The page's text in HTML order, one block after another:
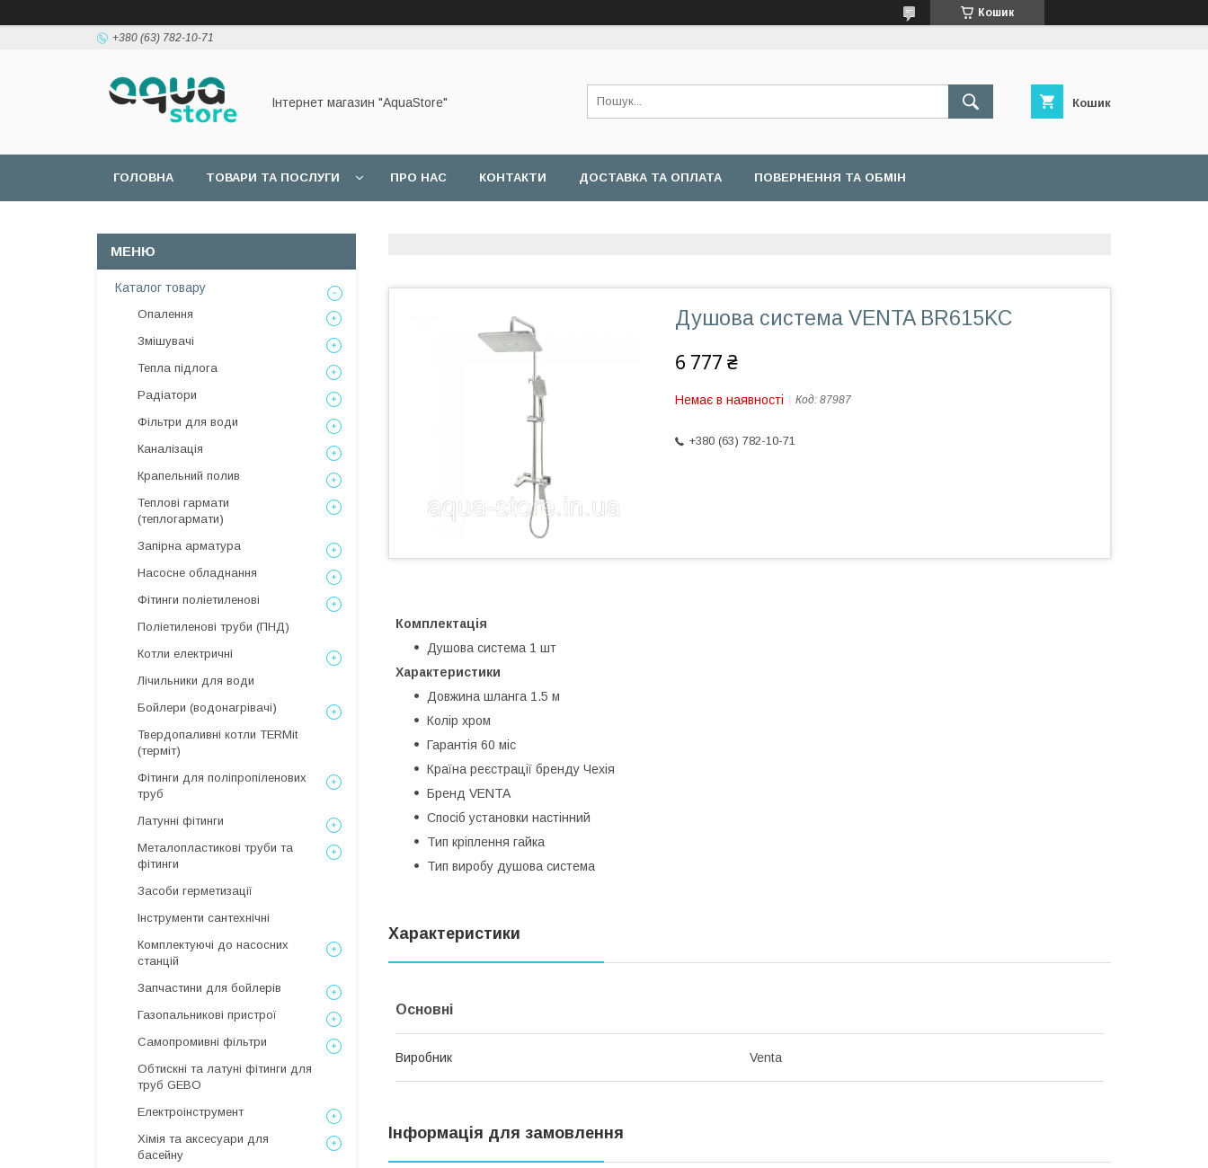
Кошик
+380 (63) 782-10-71
Інтернет магазин "AquaStore" Кошик
ГОЛОВНА ТОВАРИ ТА ПОСЛУГИ ПРО НАС КОНТАКТИ ДОСТАВКА ТА ОПЛАТА ПОВЕРНЕННЯ ТА ОБМІН
Душова система VENTA BR615KC
6 777 ₴
Немає в наявності Код: 87987
+380 (63) 782-10-71
Комплектація
Душова система 1 шт
Характеристики
Довжина шланга 1.5 м
Колір хром
Гарантія 60 міс
Країна реєстрації бренду Чехія
Бренд VENTA
Спосіб установки настінний
Тип кріплення гайка
Тип виробу душова система
Характеристики
Основні
Виробник Venta
Інформація для замовлення
Каталог товару
Опалення
Змішувачі
Тепла підлога
Радіатори
Фільтри для води
Каналізація
Крапельний полив
Теплові гармати
(теплогармати)
Запірна арматура
Насосне обладнання
Фітинги поліетиленові
Поліетиленові труби (ПНД)
Котли електричні
Лічильники для води
Бойлери (водонагрівачі)
Твердопаливні котли TERMit
(терміт)
Фітинги для поліпропіленових
труб
Латунні фітинги
Металопластикові труби та
фітинги
Засоби герметизації
Інструменти сантехнічні
Комплектуючі до насосних
станцій
Запчастини для бойлерів
Газопальникові пристрої
Самопромивні фільтри
Обтискні та латуні фітинги для
труб GEBO
Електроінструмент
Хімія та аксесуари для
басейну